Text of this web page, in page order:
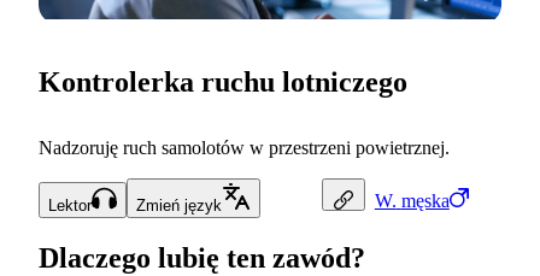
W. męska
Kontrolerka ruchu lotniczego
Nadzoruję ruch samolotów w przestrzeni powietrznej.
Lektor Zmień język
Dlaczego lubię ten zawód?